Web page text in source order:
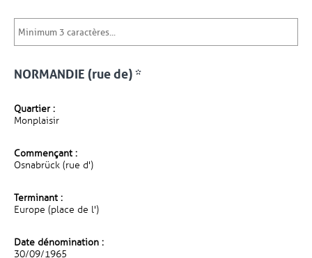
NORMANDIE (rue de) *
Quartier :
Monplaisir
Commençant :
Osnabrück (rue d')
Terminant :
Europe (place de l')
Date dénomination :
30/09/1965